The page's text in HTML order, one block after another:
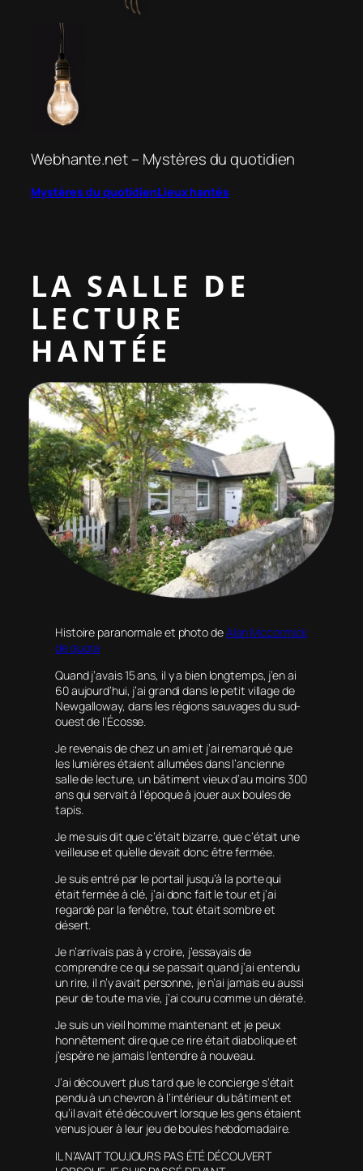
Webhante.net – Mystères du quotidien
Mystères du quotidienLieux hantés
LA SALLE DE
LECTURE
HANTÉE
Histoire paranormale et photo deAlan Mccormick
de quora
Quand j’avais 15 ans, il y a bien longtemps, j’en ai
60 aujourd’hui, j’ai grandi dans le petit village de
Newgalloway, dans les régions sauvages du sud-
ouest de l’Écosse.
Je revenais de chez un ami et j’ai remarqué que
les lumières étaient allumées dans l’ancienne
salle de lecture, un bâtiment vieux d’au moins 300
ans qui servait à l’époque à jouer aux boules de
tapis.
Je me suis dit que c’était bizarre, que c’était une
veilleuse et qu’elle devait donc être fermée.
Je suis entré par le portail jusqu’à la porte qui
était fermée à clé, j’ai donc fait le tour et j’ai
regardé par la fenêtre, tout était sombre et
désert.
Je n’arrivais pas à y croire, j’essayais de
comprendre ce qui se passait quand j’ai entendu
un rire, il n’y avait personne, je n’ai jamais eu aussi
peur de toute ma vie, j’ai couru comme un dératé.
Je suis un vieil homme maintenant et je peux
honnêtement dire que ce rire était diabolique et
j’espère ne jamais l’entendre à nouveau.
J’ai découvert plus tard que le concierge s’était
pendu à un chevron à l’intérieur du bâtiment et
qu’il avait été découvert lorsque les gens étaient
venus jouer à leur jeu de boules hebdomadaire.
IL N’AVAIT TOUJOURS PAS ÉTÉ DÉCOUVERT